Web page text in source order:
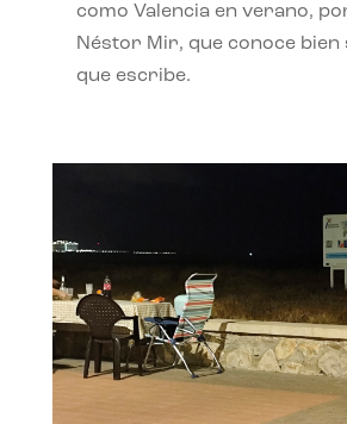
como Valencia en verano,
Néstor Mir, que conoce bien
que escribe.